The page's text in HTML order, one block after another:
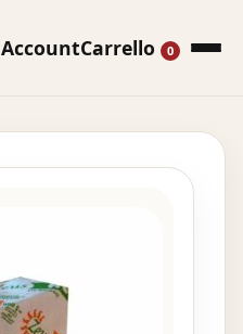
AccountCarrello 0